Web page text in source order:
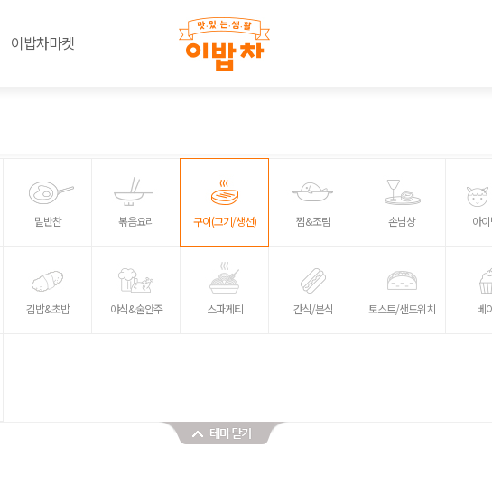
이밥차마켓
밑반찬 볶음요리 구이(고기/생선) 찜&조림 손님상 아
김밥&초밥 야식&술안주 스파게티 간식/분식 토스트/샌드위치 베